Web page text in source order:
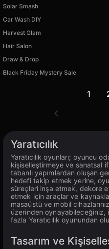
Solar Smash
Car Wash DIY
Harvest Glam
Hair Salon
Draw & Drop
Black Friday Mystery Sale
1
Yaratıcılık
Yaratıcılık oyunları; oyuncu
kişiselleştirmeye ve sanatsal
tabanlı yapımlardan oluşan
hedefi takip etmek yerine,
süreçleri inşa etmek, dekore
etmek için araçlar ve
masaüstü ve mobil
üzerinden
fazla Yaratıcılık oyunundan
Tasarım ve